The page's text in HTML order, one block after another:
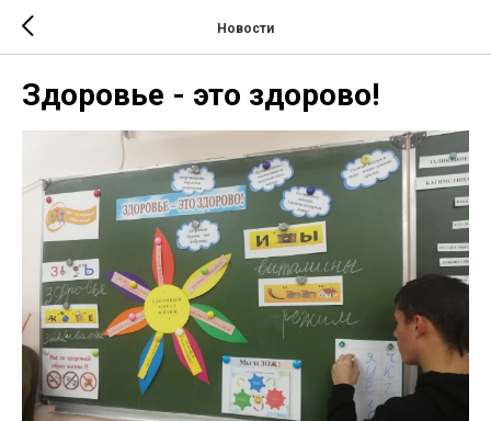
Новости
Здоровье - это здорово!